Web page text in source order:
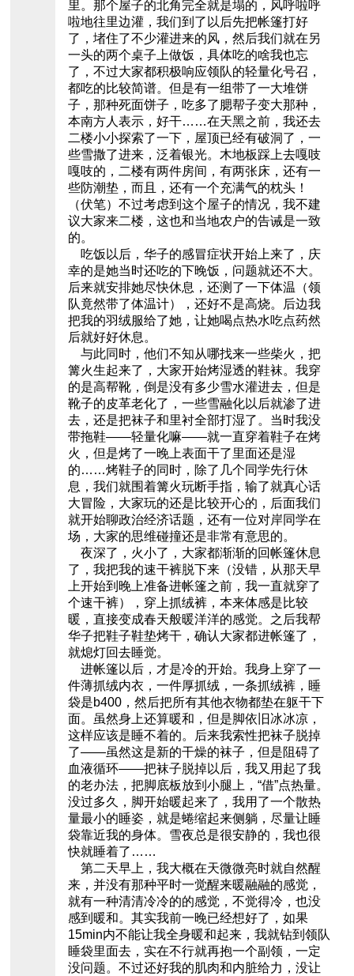
里。那个屋子的北角完全就是塌的，风呼啦呼
啦地往里边灌，我们到了以后先把帐篷打好
了，堵住了不少灌进来的风，然后我们就在另
一头的两个桌子上做饭，具体吃的啥我也忘
了，不过大家都积极响应领队的轻量化号召，
都吃的比较简谱。但是有一组带了一大堆饼
子，那种死面饼子，吃多了腮帮子变大那种，
本南方人表示，好干……在天黑之前，我还去
二楼小小探索了一下，屋顶已经有破洞了，一
些雪撒了进来，泛着银光。木地板踩上去嘎吱
嘎吱的，二楼有两件房间，有两张床，还有一
些防潮垫，而且，还有一个充满气的枕头！
（伏笔）不过考虑到这个屋子的情况，我不建
议大家来二楼，这也和当地农户的告诫是一致
的。
吃饭以后，华子的感冒症状开始上来了，庆
幸的是她当时还吃的下晚饭，问题就还不大。
后来就安排她尽快休息，还测了一下体温（领
队竟然带了体温计），还好不是高烧。后边我
把我的羽绒服给了她，让她喝点热水吃点药然
后就好好休息。
与此同时，他们不知从哪找来一些柴火，把
篝火生起来了，大家开始烤湿透的鞋袜。我穿
的是高帮靴，倒是没有多少雪水灌进去，但是
靴子的皮革老化了，一些雪融化以后就渗了进
去，还是把袜子和里衬全部打湿了。当时我没
带拖鞋——轻量化嘛——就一直穿着鞋子在烤
火，但是烤了一晚上表面干了里面还是湿
的……烤鞋子的同时，除了几个同学先行休
息，我们就围着篝火玩断手指，输了就真心话
大冒险，大家玩的还是比较开心的，后面我们
就开始聊政治经济话题，还有一位对岸同学在
场，大家的思维碰撞还是非常有意思的。
夜深了，火小了，大家都渐渐的回帐篷休息
了，我把我的速干裤脱下来（没错，从那天早
上开始到晚上准备进帐篷之前，我一直就穿了
个速干裤），穿上抓绒裤，本来体感是比较
暖，直接变成春天般暖洋洋的感觉。之后我帮
华子把鞋子鞋垫烤干，确认大家都进帐篷了，
就熄灯回去睡觉。
进帐篷以后，才是冷的开始。我身上穿了一
件薄抓绒内衣，一件厚抓绒，一条抓绒裤，睡
袋是b400，然后把所有其他衣物都垫在躯干下
面。虽然身上还算暖和，但是脚依旧冰冰凉，
这样应该是睡不着的。后来我索性把袜子脱掉
了——虽然这是新的干燥的袜子，但是阻碍了
血液循环——把袜子脱掉以后，我又用起了我
的老办法，把脚底板放到小腿上，“借”点热量。
没过多久，脚开始暖起来了，我用了一个散热
量最小的睡姿，就是蜷缩起来侧躺，尽量让睡
袋靠近我的身体。雪夜总是很安静的，我也很
快就睡着了……
第二天早上，我大概在天微微亮时就自然醒
来，并没有那种平时一觉醒来暖融融的感觉，
就有一种清清冷冷的的感觉，不觉得冷，也没
感到暖和。其实我前一晚已经想好了，如果
15min内不能让我全身暖和起来，我就钻到领队
睡袋里面去，实在不行就再抱一个副领，一定
没问题。不过还好我的肌肉和内脏给力，没让